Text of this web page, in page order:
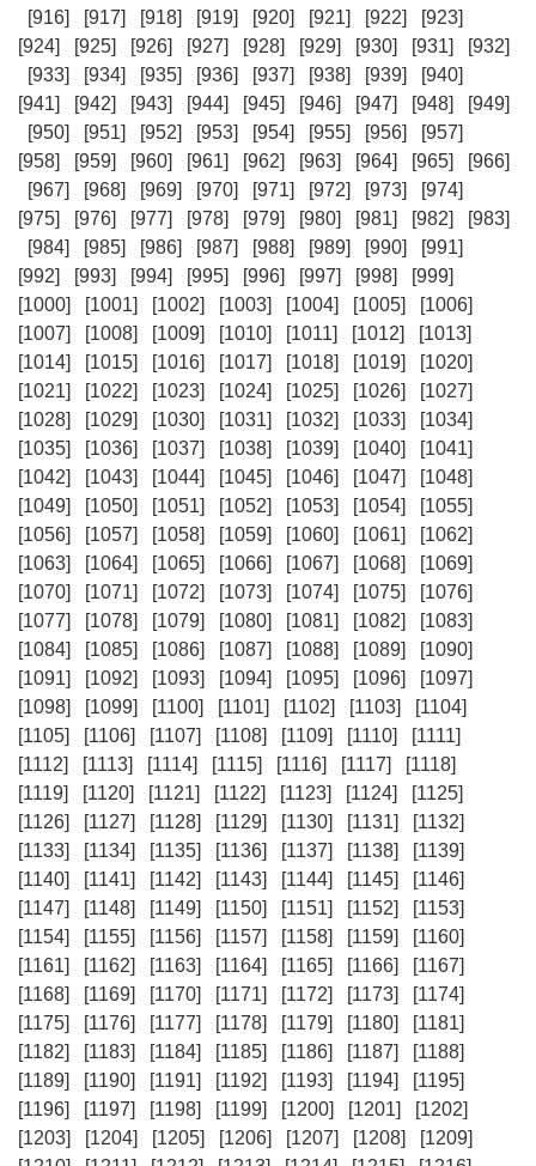
[916] [917] [918] [919] [920] [921] [922]
[923]
[924]
[925] [926] [927] [928] [929] [930] [931]
[932]
[933]
[934] [935] [936] [937] [938] [939]
[940]
[941]
[942] [943] [944] [945] [946] [947] [948]
[949]
[950]
[951] [952] [953] [954] [955] [956]
[957]
[958]
[959] [960] [961] [962] [963] [964] [965]
[966]
[967]
[968] [969] [970] [971] [972] [973]
[974]
[975]
[976] [977] [978] [979] [980] [981] [982]
[983]
[984]
[985] [986] [987] [988] [989] [990]
[991]
[992]
[993] [994] [995] [996] [997] [998]
[999]
[1000]
[1001] [1002] [1003] [1004] [1005]
[1006]
[1007]
[1008] [1009] [1010] [1011] [1012]
[1013]
[1014]
[1015] [1016] [1017] [1018] [1019]
[1020]
[1021]
[1022] [1023] [1024] [1025] [1026]
[1027]
[1028]
[1029] [1030] [1031] [1032] [1033]
[1034]
[1035]
[1036] [1037] [1038] [1039] [1040]
[1041]
[1042]
[1043] [1044] [1045] [1046] [1047]
[1048]
[1049]
[1050] [1051] [1052] [1053] [1054]
[1055]
[1056]
[1057] [1058] [1059] [1060] [1061]
[1062]
[1063]
[1064] [1065] [1066] [1067] [1068]
[1069]
[1070]
[1071] [1072] [1073] [1074] [1075]
[1076]
[1077]
[1078] [1079] [1080] [1081] [1082]
[1083]
[1084]
[1085] [1086] [1087] [1088] [1089]
[1090]
[1091]
[1092] [1093] [1094] [1095] [1096]
[1097]
[1098]
[1099] [1100] [1101] [1102] [1103]
[1104]
[1105]
[1106] [1107] [1108] [1109] [1110]
[1111]
[1112]
[1113] [1114] [1115] [1116] [1117]
[1118]
[1119]
[1120] [1121] [1122] [1123] [1124]
[1125]
[1126]
[1127] [1128] [1129] [1130] [1131]
[1132]
[1133]
[1134] [1135] [1136] [1137] [1138]
[1139]
[1140]
[1141] [1142] [1143] [1144] [1145]
[1146]
[1147]
[1148] [1149] [1150] [1151] [1152]
[1153]
[1154]
[1155] [1156] [1157] [1158] [1159]
[1160]
[1161]
[1162] [1163] [1164] [1165] [1166]
[1167]
[1168]
[1169] [1170] [1171] [1172] [1173]
[1174]
[1175]
[1176] [1177] [1178] [1179] [1180]
[1181]
[1182]
[1183] [1184] [1185] [1186] [1187]
[1188]
[1189]
[1190] [1191] [1192] [1193] [1194]
[1195]
[1196]
[1197] [1198] [1199] [1200] [1201]
[1202]
[1203]
[1204] [1205] [1206] [1207] [1208]
[1209]